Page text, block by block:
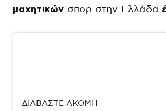
μαχητικών σπορ στην Ελλάδα
ΔΙΑΒΑΣΤΕ ΑΚΟΜΗ